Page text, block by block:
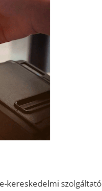
kereskedelmi szolgáltató